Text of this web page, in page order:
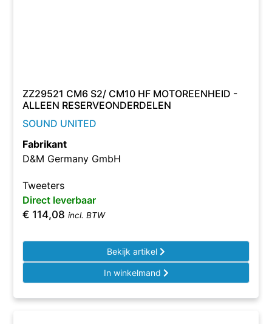
ZZ29521 CM6 S2/ CM10 HF MOTOREENHEID -
ALLEEN RESERVEONDERDELEN
SOUND UNITED
Fabrikant
D&M Germany GmbH
Tweeters
Direct leverbaar
€ 114,08 incl. BTW
Bekijk artikel
In winkelmand